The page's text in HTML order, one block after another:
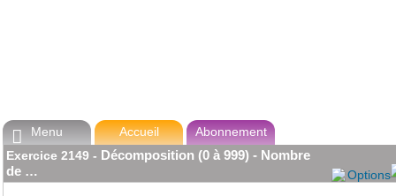
 Menu Accueil
Abonnement
Exercice 2149 - Décomposition (0 à 999) - Nombre
de …
Options